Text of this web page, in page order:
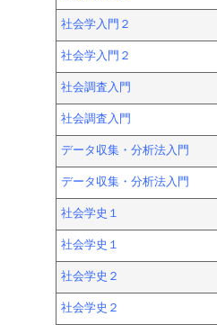
社会学入門２
社会学入門２
社会調査入門
社会調査入門
データ収集・分析法入門
データ収集・分析法入門
社会学史１
社会学史１
社会学史２
社会学史２